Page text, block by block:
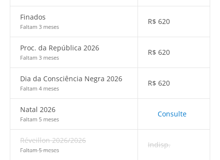
Finados
Faltam 3 meses
R$ 620
Proc. da República 2026
Faltam 3 meses
R$ 620
Dia da Consciência Negra 2026
Faltam 4 meses
R$ 620
Natal 2026
Faltam 5 meses
Consulte
Réveillon 2026/2026
Faltam 5 meses
Indisp.